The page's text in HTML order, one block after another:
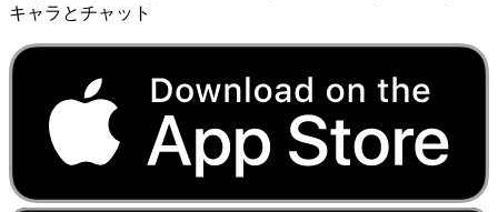
キャラとチャット